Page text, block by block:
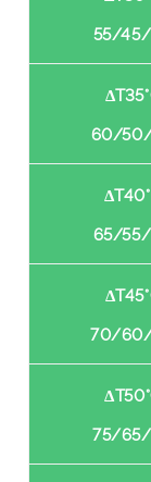
55/
60/
65/
70/
75/